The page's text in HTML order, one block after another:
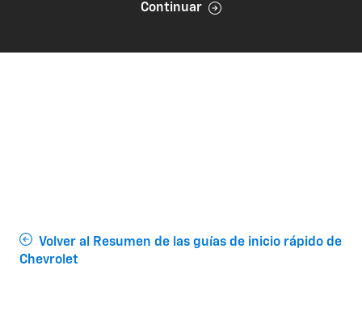
Continuar
Volver al Resumen de las guías de inicio rápido de
Chevrolet